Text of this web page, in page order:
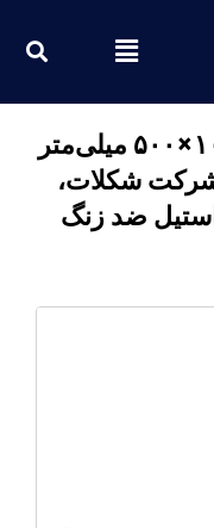
فهرست
فیلتر لوله‌ای مغناطیسی ۱۰۰×۵۰۰ میلی‌متر
شکلات،
ضد زنگ